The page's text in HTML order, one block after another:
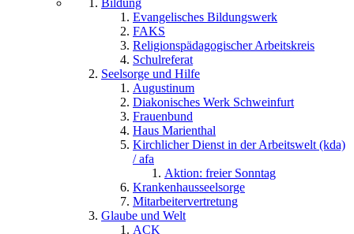
Bildung
Evangelisches Bildungswerk
FAKS
Religionspädagogischer Arbeitskreis
Schulreferat
Seelsorge und Hilfe
Augustinum
Diakonisches Werk Schweinfurt
Frauenbund
Haus Marienthal
Kirchlicher Dienst in der Arbeitswelt (kda)
/ afa
Aktion: freier Sonntag
Krankenhausseelsorge
Mitarbeitervertretung
Glaube und Welt
ACK